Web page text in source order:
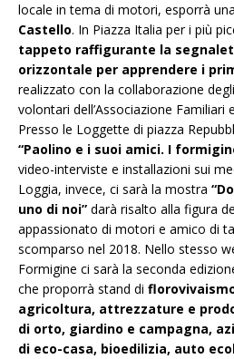
locale in tema di motori, esporrà una
Castello. In Piazza Italia per i più
tappeto raffigurante la
orizzontale per apprendere i
realizzato con la collaborazione
volontari dell’Associazione Familiari
Presso le Loggette di piazza
“Paolino e i suoi amici. I
video-interviste e installazioni sui
Loggia, invece, ci sarà la mostra
uno di noi” darà risalto alla figura
appassionato di motori e amico di
scomparso nel 2018. Nello stesso
Formigine ci sarà la seconda
che proporrà stand di
agricoltura, attrezzature e
di orto, giardino e campagna,
di eco-casa, bioedilizia, auto